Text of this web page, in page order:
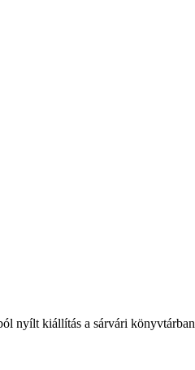
nyílt kiállítás a sárvári